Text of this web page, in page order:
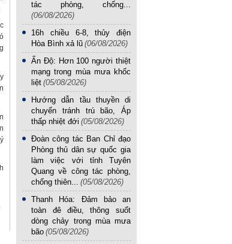
tác phòng, chống...
(06/08/2026)
16h chiều 6-8, thủy điện
Hòa Bình xả lũ (06/08/2026)
Ấn Độ: Hơn 100 người thiệt
mạng trong mùa mưa khốc
liệt (05/08/2026)
Hướng dẫn tầu thuyền di
chuyển tránh trú bão, Áp
thấp nhiệt đới (05/08/2026)
Đoàn công tác Ban Chỉ đạo
Phòng thủ dân sự quốc gia
làm việc với tỉnh Tuyên
Quang về công tác phòng,
chống thiên... (05/08/2026)
Thanh Hóa: Đảm bảo an
toàn đê điều, thông suốt
dòng chảy trong mùa mưa
bão (05/08/2026)